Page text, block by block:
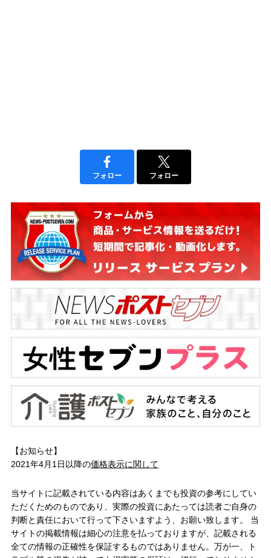
フォロー フォロー
【お知らせ】
2021年4月1日以降の価格表示に関して
当サイトに記載されている内容はあくまでも投資の参考にしてい
ただくためのものであり、実際の投資にあたっては読者ご自身の
判断と責任において行って下さいますよう、お願い致します。 当
サイトの掲載情報は細心の注意を払っておりますが、記載される
全ての情報の正確性を保証するものではありません。万が一、ト